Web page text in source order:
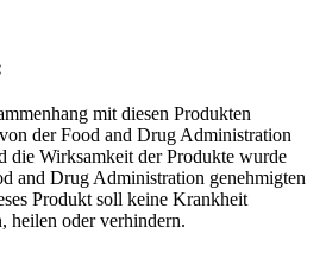
mit diesen Produkten
der Food and Drug Administration
Wirksamkeit der Produkte wurde
and Drug Administration genehmigten
Produkt soll keine Krankheit
heilen oder verhindern.